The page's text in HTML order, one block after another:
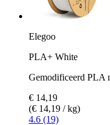
Elegoo
PLA+ White
Gemodificeerd PLA
€ 14,19
(€ 14,19 / kg)
4.6 (19)